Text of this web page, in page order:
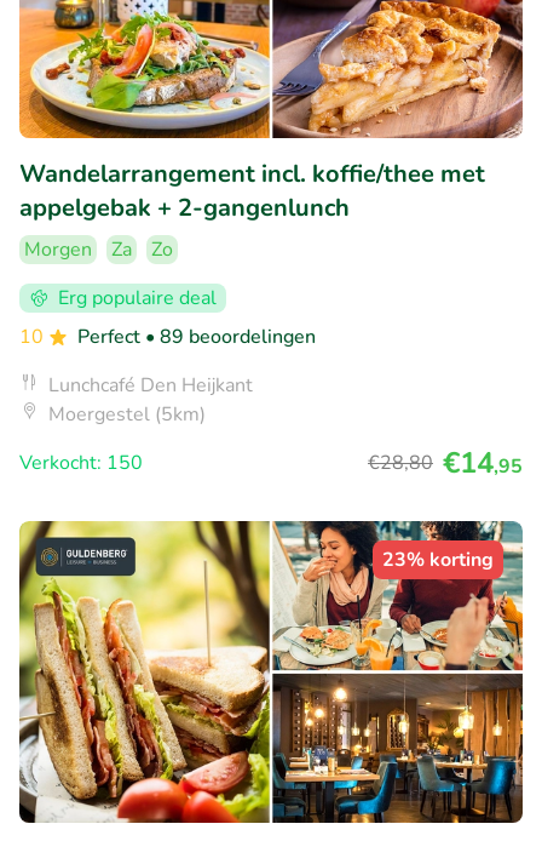
Wandelarrangement incl. koffie/thee met
appelgebak + 2-gangenlunch
Morgen Za
Zo
Erg populaire deal
10
Perfect • 89 beoordelingen
Lunchcafé Den Heijkant
Moergestel (5km)
Verkocht: 150
€28,80 €14,95
23% korting